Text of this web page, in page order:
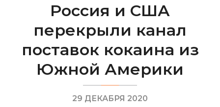
Россия и США
перекрыли канал
поставок кокаина из
Южной Америки
29 ДЕКАБРЯ 2020